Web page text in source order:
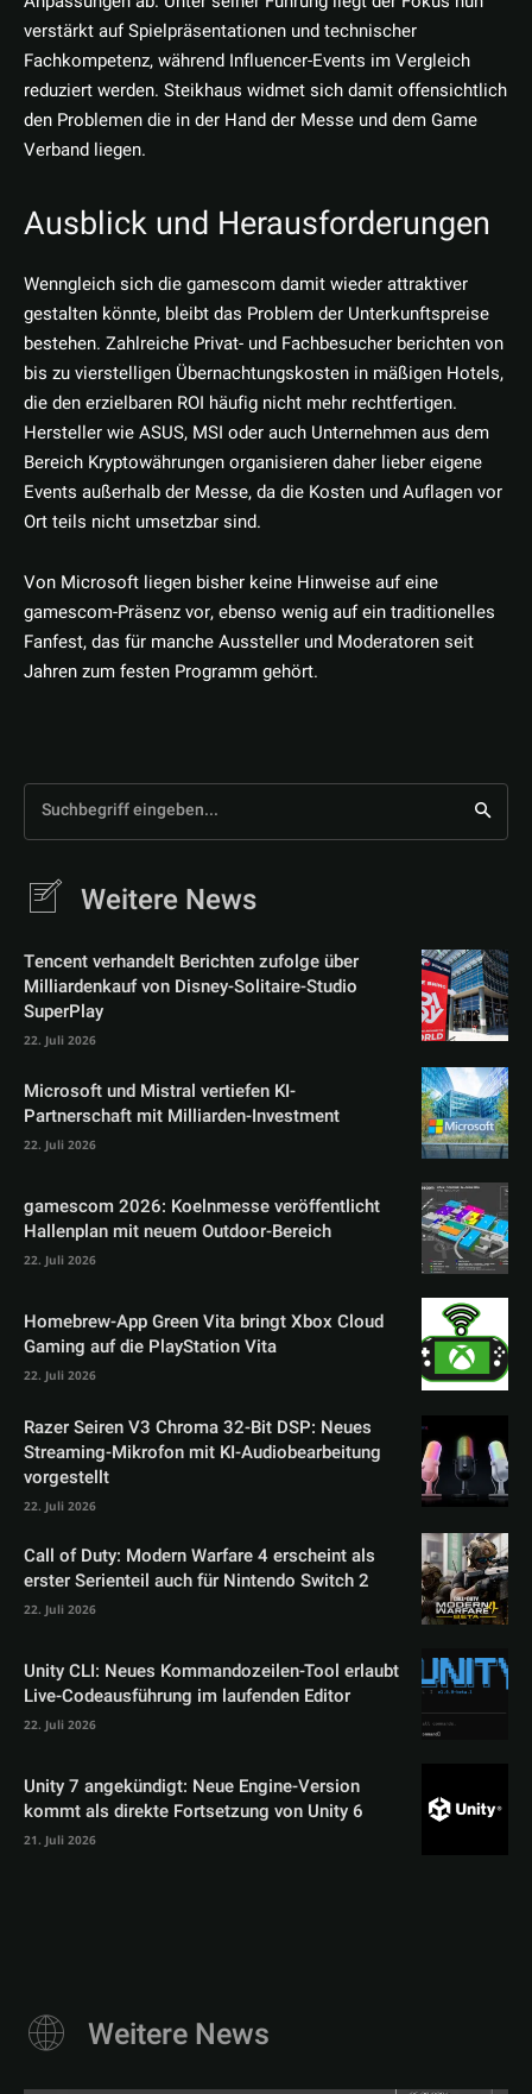
verstärkt auf Spielpräsentationen und technischer
Fachkompetenz, während Influencer-Events im Vergleich
reduziert werden. Steikhaus widmet sich damit offensichtlich
den Problemen die in der Hand der Messe und dem Game
Verband liegen.
Ausblick und Herausforderungen
Wenngleich sich die gamescom damit wieder attraktiver
gestalten könnte, bleibt das Problem der Unterkunftspreise
bestehen. Zahlreiche Privat- und Fachbesucher berichten von
bis zu vierstelligen Übernachtungskosten in mäßigen Hotels,
die den erzielbaren ROI häufig nicht mehr rechtfertigen.
Hersteller wie ASUS, MSI oder auch Unternehmen aus dem
Bereich Kryptowährungen organisieren daher lieber eigene
Events außerhalb der Messe, da die Kosten und Auflagen vor
Ort teils nicht umsetzbar sind.
Von Microsoft liegen bisher keine Hinweise auf eine
gamescom-Präsenz vor, ebenso wenig auf ein traditionelles
Fanfest, das für manche Aussteller und Moderatoren seit
Jahren zum festen Programm gehört.
Suchbegriff eingeben...
Weitere News
Tencent verhandelt Berichten zufolge über
Milliardenkauf von Disney-Solitaire-Studio
SuperPlay
22. Juli 2026
Microsoft und Mistral vertiefen KI-
Partnerschaft mit Milliarden-Investment
22. Juli 2026
gamescom 2026: Koelnmesse veröffentlicht
Hallenplan mit neuem Outdoor-Bereich
22. Juli 2026
Homebrew-App Green Vita bringt Xbox Cloud
Gaming auf die PlayStation Vita
22. Juli 2026
Razer Seiren V3 Chroma 32-Bit DSP: Neues
Streaming-Mikrofon mit KI-Audiobearbeitung
vorgestellt
22. Juli 2026
Call of Duty: Modern Warfare 4 erscheint als
erster Serienteil auch für Nintendo Switch 2
22. Juli 2026
Unity CLI: Neues Kommandozeilen-Tool erlaubt
Live-Codeausführung im laufenden Editor
22. Juli 2026
Unity 7 angekündigt: Neue Engine-Version
kommt als direkte Fortsetzung von Unity 6
21. Juli 2026
Weitere News